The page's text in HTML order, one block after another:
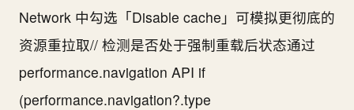
Network 中勾选「Disable cache」可模拟更彻底的
资源重拉取// 检测是否处于强制重载后状态通过
performance.navigation API if
(performance.navigation?.type